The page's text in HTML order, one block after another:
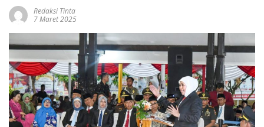
Redaksi Tinta
7 Maret 2025